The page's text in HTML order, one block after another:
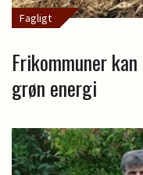
Fagligt
Frikommuner
grøn energi